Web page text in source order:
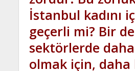
İstanbul kadını
geçerli mi? Bir
sektörlerde daha
olmak için, daha